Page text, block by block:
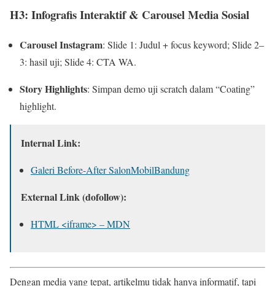
H3: Infografis Interaktif & Carousel Media Sosial
Carousel Instagram: Slide 1: Judul + focus keyword; Slide 2–
3: hasil uji; Slide 4: CTA WA.
Story Highlights: Simpan demo uji scratch dalam “Coating”
highlight.
Internal Link:
Galeri Before-After SalonMobilBandung
External Link (dofollow):
HTML <iframe> – MDN
Dengan media yang tepat, artikelmu tidak hanya informatif, tapi